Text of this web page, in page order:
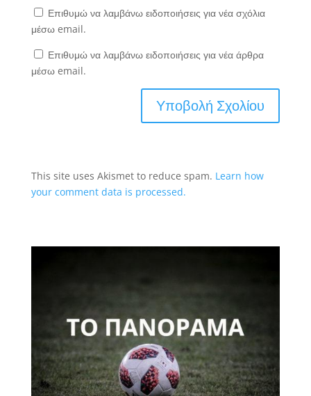
Επιθυμώ να λαμβάνω ειδοποιήσεις για νέα σχόλια
μέσω email.
Επιθυμώ να λαμβάνω ειδοποιήσεις για νέα άρθρα
μέσω email.
This site uses Akismet to reduce spam. Learn how
your comment data is processed.